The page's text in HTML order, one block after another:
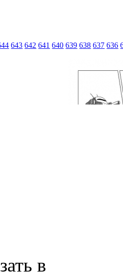
643 642 641 640 639 638 637 636